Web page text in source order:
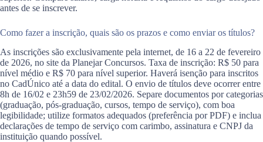
antes de se inscrever.
Como fazer a inscrição, quais são os prazos e como enviar os títulos?
As inscrições são exclusivamente pela internet, de 16 a 22 de fevereiro
de 2026, no site da Planejar Concursos. Taxa de inscrição: R$ 50 para
nível médio e R$ 70 para nível superior. Haverá isenção para inscritos
no CadÚnico até a data do edital. O envio de títulos deve ocorrer entre
8h de 16/02 e 23h59 de 23/02/2026. Separe documentos por categorias
(graduação, pós-graduação, cursos, tempo de serviço), com boa
legibilidade; utilize formatos adequados (preferência por PDF) e inclua
declarações de tempo de serviço com carimbo, assinatura e CNPJ da
instituição quando possível.